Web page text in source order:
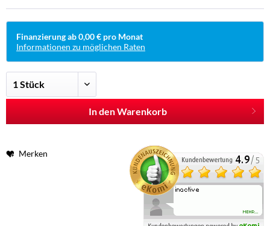
Finanzierung ab 0,00 € pro Monat
Informationen zu möglichen Raten
In den Warenkorb
Merken